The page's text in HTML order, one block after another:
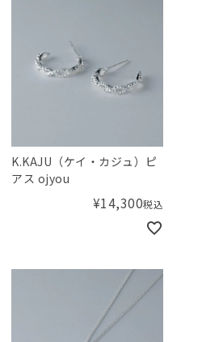
K.KAJU（ケイ・カジュ）ピ
アス ojyou
¥14,300税込